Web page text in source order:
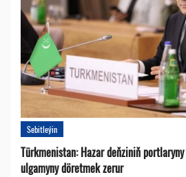
Sebitleýin
Türkmenistan: Hazar deňziniň
ulgamyny döretmek zerur